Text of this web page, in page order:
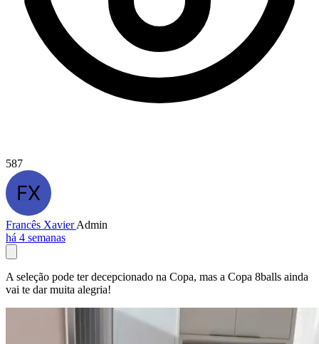
587
Francês XavierAdmin
há 4 semanas
A seleção pode ter decepcionado na Copa, mas a Copa 8balls ainda
vai te dar muita alegria!